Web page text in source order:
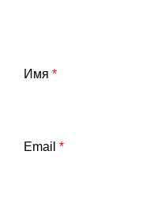
Имя *
Email *